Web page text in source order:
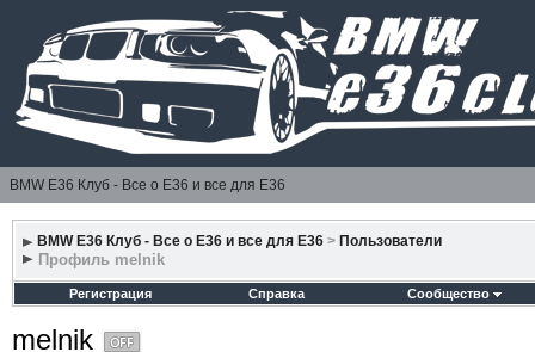
BMW E36 Клуб - Все о Е36 и все для Е36
BMW E36 Клуб - Все о Е36 и все для Е36 > Пользователи
Профиль melnik
Регистрация Справка Сообщество
melnik